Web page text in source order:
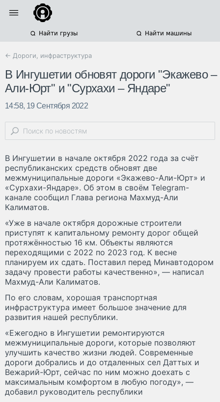
Найти грузы Найти машины
← Дороги, инфраструктура
В Ингушетии обновят дороги "Экажево –
Али-Юрт" и "Сурхахи – Яндаре"
14:58, 19 Сентября 2022
В Ингушетии в начале октября 2022 года за счёт
республиканских средств обновят две
межмуниципальные дороги «Экажево-Али-Юрт» и
«Сурхахи-Яндаре». Об этом в своём Telegram-
канале сообщил Глава региона Махмуд-Али
Калиматов.
«Уже в начале октября дорожные строители
приступят к капитальному ремонту дорог общей
протяжённостью 16 км. Объекты являются
переходящими с 2022 по 2023 год. К весне
планируем их сдать. Поставил перед Минавтодором
задачу провести работы качественно», — написал
Махмуд-Али Калиматов.
По его словам, хорошая транспортная
инфраструктура имеет большое значение для
развития нашей республики.
«Ежегодно в Ингушетии ремонтируются
межмуниципальные дороги, которые позволяют
улучшить качество жизни людей. Современные
дороги добрались и до отдаленных сел Даттых и
Вежарий-Юрт, сейчас по ним можно доехать с
максимальным комфортом в любую погоду», —
добавил руководитель республики